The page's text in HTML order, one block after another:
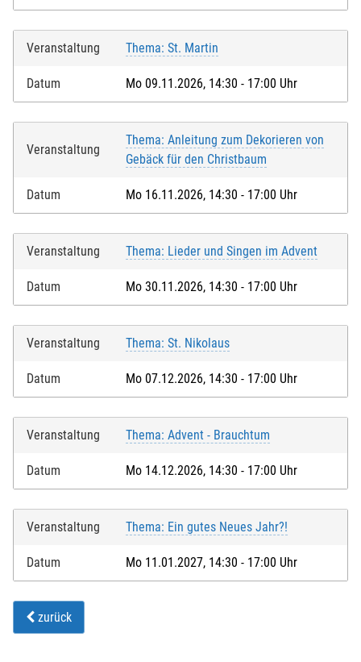
Veranstaltung Thema: St. Martin
Datum Mo 09.11.2026, 14:30 - 17:00 Uhr
Veranstaltung
Thema: Anleitung zum Dekorieren von
Gebäck für den Christbaum
Datum Mo 16.11.2026, 14:30 - 17:00 Uhr
Veranstaltung Thema: Lieder und Singen im Advent
Datum Mo 30.11.2026, 14:30 - 17:00 Uhr
Veranstaltung Thema: St. Nikolaus
Datum Mo 07.12.2026, 14:30 - 17:00 Uhr
Veranstaltung Thema: Advent - Brauchtum
Datum Mo 14.12.2026, 14:30 - 17:00 Uhr
Veranstaltung Thema: Ein gutes Neues Jahr?!
Datum Mo 11.01.2027, 14:30 - 17:00 Uhr
zurück